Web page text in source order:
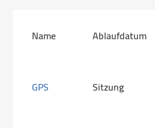
Name Ablaufdatum
GPS Sitzung